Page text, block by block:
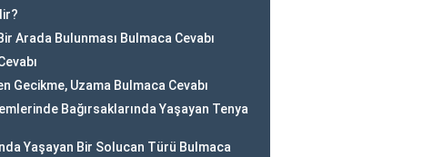
Arada Bulunması Bulmaca Cevabı
Gecikme, Uzama Bulmaca Cevabı
Bağırsaklarında Yaşayan Tenya
Yaşayan Bir Solucan Türü Bulmaca